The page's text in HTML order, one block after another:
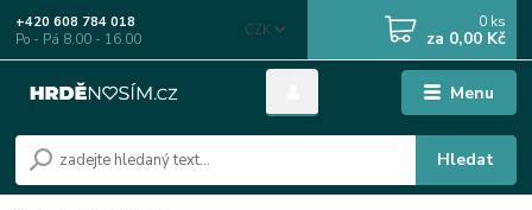
Menu
CZK
Hledat
+420 608 784 018
Po - Pá 8.00 - 16.00
0 ks
za 0,00 Kč